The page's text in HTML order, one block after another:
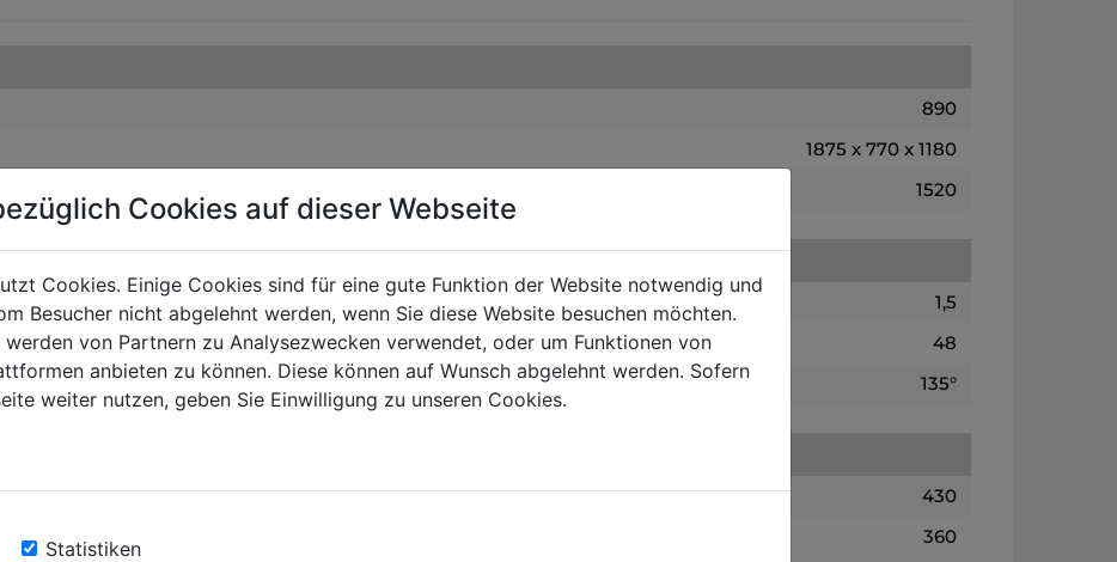
890
1875 x 770 x 1180
1520
1,5
48
135°
430
360
Cookies auf dieser Webseite
Cookies. Einige Cookies sind für eine gute Funktion der Website notwendig und
Besucher nicht abgelehnt werden, wenn Sie diese Website besuchen möchten.
von Partnern zu Analysezwecken verwendet, oder um Funktionen von
anbieten zu können. Diese können auf Wunsch abgelehnt werden. Sofern
weiter nutzen, geben Sie Einwilligung zu unseren Cookies.
Statistiken